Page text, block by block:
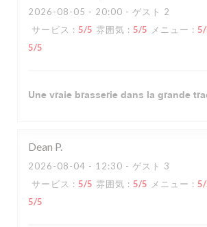
2026-08-05 - 20:00 - ゲスト 2
サービス : 5/5 雰囲気 : 5/5 メニュー : 5
5/5
Une vraie brasserie dans la grande
Dean P
2026-08-04 - 12:30 - ゲスト 3
サービス : 5/5 雰囲気 : 5/5 メニュー : 5
5/5